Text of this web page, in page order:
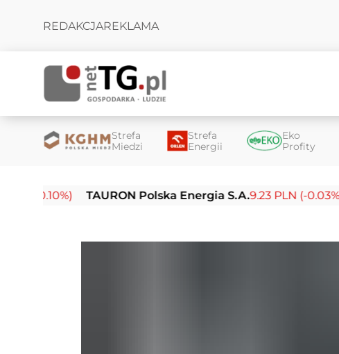
REDAKCJAREKLAMA
Strefa
Miedzi
Strefa
Energii
Eko
Profity
TAURON Polska Energia S.A.9.23 PLN (-0.03%) Enea